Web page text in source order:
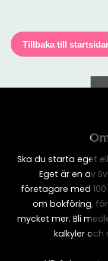
Tillbaka till
Ska du starta eget
Eget är en av
företagare med
om bokföring,
mycket mer. Bli
kalkyler och